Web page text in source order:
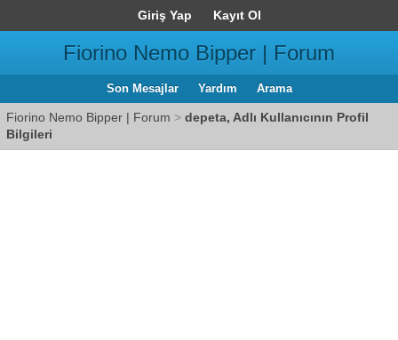
Giriş Yap Kayıt Ol
Fiorino Nemo Bipper | Forum
Son Mesajlar Yardım Arama
Fiorino Nemo Bipper | Forum > depeta, Adlı Kullanıcının Profil
Bilgileri